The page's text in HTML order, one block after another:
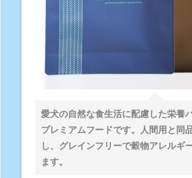
愛犬の自然な食生活に配慮した栄養
プレミアムフードです。人間用と同
し、グレインフリーで穀物アレルギ
ます。